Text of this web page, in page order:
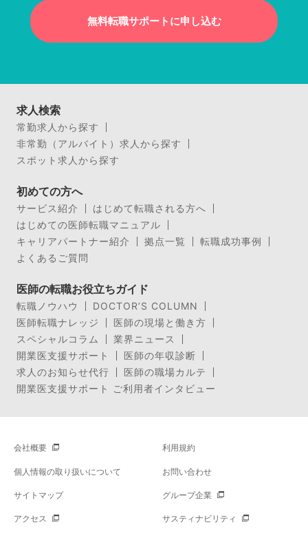
無料転職サポートに申し込む
求人検索
常勤求人から探す
非常勤（アルバイト）求人から探す
スポット求人から探す
初めての方へ
サービス紹介
はじめて転職される方へ
はじめての医師転職マニュアル
キャリアパートナー紹介
拠点一覧
転職成功事例
よくあるご質問
医師の転職お役立ちガイド
転職ノウハウ
DOCTOR’S COLUMN
医師転職ナレッジ
医師の現場と働き方
スペシャルコラム
業界ニュース
開業医支援サポート
医師の年収診断
求人のお知らせ代行
医師の職場カルテ
開業医支援サポート ご利用者インタビュー
会社概要 利用規約
個人情報の取り扱いについて お問い合わせ
サイトマップ グループ企業
アクセス サスティナビリティ